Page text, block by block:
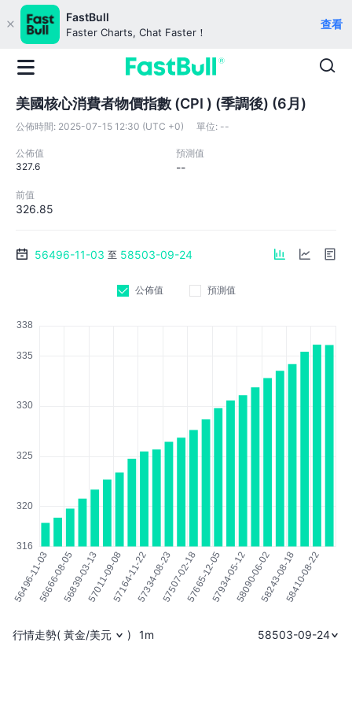
FastBull
Faster Charts, Chat Faster！
查看
美國核心消費者物價指數 (CPI ) (季調後) (6月)
公佈時間: 2025-07-15 12:30 (UTC +0) 單位: --
公佈值
327.6
預測值
--
前值
326.85
56496-11-03 至 58503-09-24
公佈值 預測值
行情走勢( 黃金/美元 ) 1m 58503-09-24